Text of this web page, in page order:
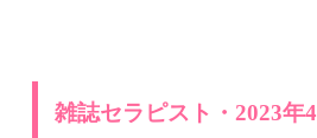
雑誌セラピスト・2023年4